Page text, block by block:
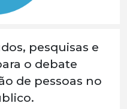
pesquisas e
o debate
de pessoas no